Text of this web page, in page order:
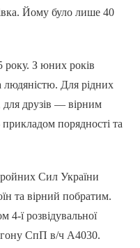
Йому було лише 40
року. З юних років
людяністю. Для рідних
для друзів — вірним
порядності та
Сил України
та вірний побратим.
4-ї розвідувальної
СпП в/ч А4030.